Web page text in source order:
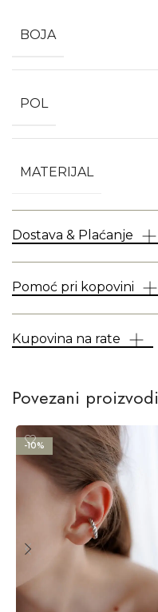
BOJA
POL
MATERIJAL
Dostava & Plaćanje
Pomoć pri kopovini
Kupovina na rate
Povezani proizvodi
-10%